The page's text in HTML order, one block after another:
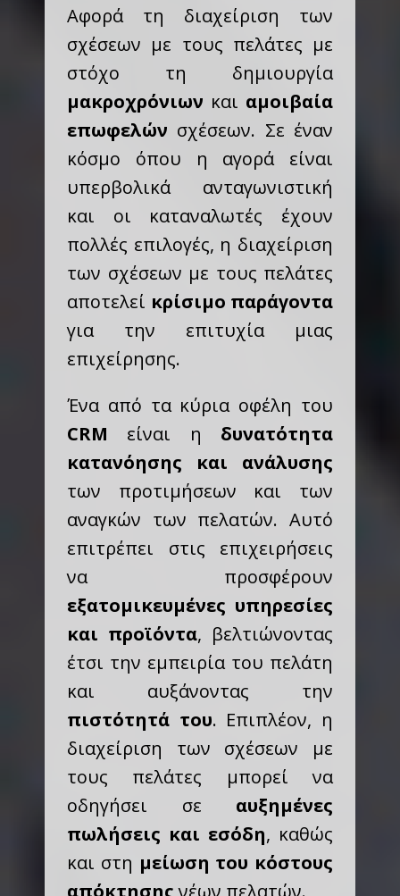
Αφορά τη διαχείριση των
σχέσεων με τους πελάτες με
στόχο τη δημιουργία
μακροχρόνιων και αμοιβαία
επωφελών σχέσεων. Σε έναν
κόσμο όπου η αγορά είναι
υπερβολικά ανταγωνιστική
και οι καταναλωτές έχουν
πολλές επιλογές, η διαχείριση
των σχέσεων με τους πελάτες
αποτελεί κρίσιμο παράγοντα
για την επιτυχία μιας
επιχείρησης.
Ένα από τα κύρια οφέλη του
CRM είναι η δυνατότητα
κατανόησης και ανάλυσης
των προτιμήσεων και των
αναγκών των πελατών. Αυτό
επιτρέπει στις επιχειρήσεις
να προσφέρουν
εξατομικευμένες υπηρεσίες
και προϊόντα, βελτιώνοντας
έτσι την εμπειρία του πελάτη
και αυξάνοντας την
πιστότητά του. Επιπλέον, η
διαχείριση των σχέσεων με
τους πελάτες μπορεί να
οδηγήσει σε αυξημένες
πωλήσεις και εσόδη, καθώς
και στη μείωση του κόστους
απόκτησηςνέων πελατών.